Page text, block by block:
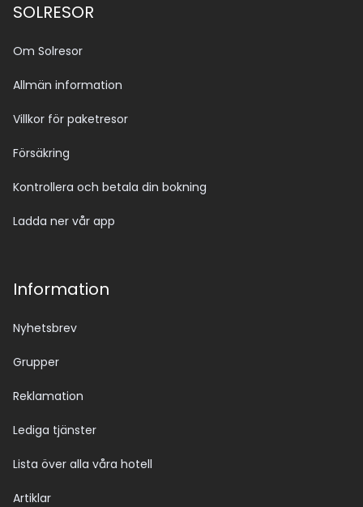
SOLRESOR
Om Solresor
Allmän information
Villkor för paketresor
Försäkring
Kontrollera och betala din bokning
Ladda ner vår app
Information
Nyhetsbrev
Grupper
Reklamation
Lediga tjänster
Lista över alla våra hotell
Artiklar